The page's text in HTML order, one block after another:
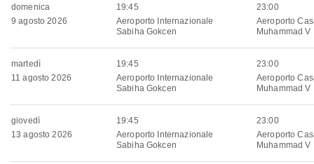
domenica
9 agosto 2026
19:45
Aeroporto Internazionale
Sabiha Gokcen
23:00
Aeroporto
Muhammad V
martedì
11 agosto 2026
19:45
Aeroporto Internazionale
Sabiha Gokcen
23:00
Aeroporto
Muhammad V
giovedì
13 agosto 2026
19:45
Aeroporto Internazionale
Sabiha Gokcen
23:00
Aeroporto
Muhammad V